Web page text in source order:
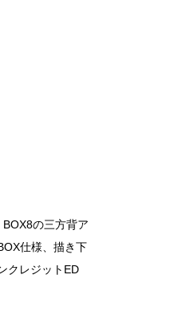
の三方背ア
仕様、描き下
クレジットED